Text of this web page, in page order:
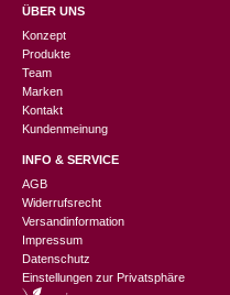
ÜBER UNS
Konzept
Produkte
Team
Marken
Kontakt
Kundenmeinung
INFO & SERVICE
AGB
Widerrufsrecht
Versandinformation
Impressum
Datenschutz
Einstellungen zur Privatsphäre